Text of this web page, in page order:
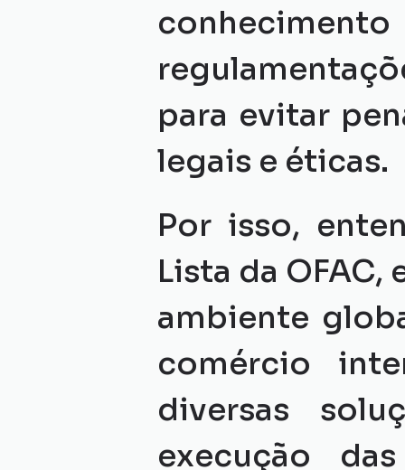
para evitar
legais e éticas.
Por isso,
Lista da
ambiente
comércio
diversas
execução